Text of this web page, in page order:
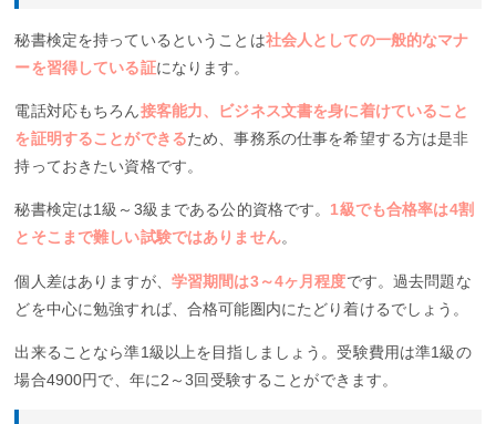
秘書検定を持っているということは社会人としての一般的なマナ
ーを習得している証になります。
電話対応もちろん接客能力、ビジネス文書を身に着けていること
を証明することができるため、事務系の仕事を希望する方は是非
持っておきたい資格です。
秘書検定は1級～3級まである公的資格です。 1級でも合格率は4割
とそこまで難しい試験ではありません。
個人差はありますが、 学習期間は3～4ヶ月程度です。過去問題な
どを中心に勉強すれば、合格可能圏内にたどり着けるでしょう。
出来ることなら準1級以上を目指しましょう。受験費用は準1級の
場合4900円で、年に2～3回受験することができます。